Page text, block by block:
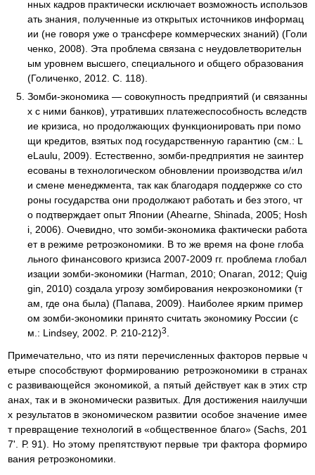
нных кадров практически исключает возможность использов
ать знания, полученные из открытых источников информац
ии (не говоря уже о трансфере коммерческих знаний) (Голи
ченко, 2008). Эта проблема связана с неудовлетворительн
ым уровнем высшего, специального и общего образования
(Голиченко, 2012. С. 118).
Зомби-экономика — совокупность предприятий (и связанны
х с ними банков), утративших платежеспособность вследств
ие кризиса, но продолжающих функционировать при помо
щи кредитов, взятых под государственную гарантию (см.: L
eLaulu, 2009). Естественно, зомби-предприятия не заинтер
есованы в технологическом обновлении производства и/ил
и смене менеджмента, так как благодаря поддержке со сто
роны государства они продолжают работать и без этого, чт
о подтверждает опыт Японии (Ahearne, Shinada, 2005; Hosh
i, 2006). Очевидно, что зомби-экономика фактически работа
ет в режиме ретроэкономики. В то же время на фоне глоба
льного финансового кризиса 2007-2009 гг. проблема глобал
изации зомби-экономики (Harman, 2010; Onaran, 2012; Quig
gin, 2010) создала угрозу зомбирования некроэкономики (т
ам, где она была) (Папава, 2009). Наиболее ярким пример
ом зомби-экономики принято считать экономику России (с
м.: Lindsey, 2002. P. 210-212)3
Примечательно, что из пяти перечисленных факторов первые ч
етыре способствуют формированию ретроэкономики в странах
с развивающейся экономикой, а пятый действует как в этих стр
анах, так и в экономически развитых. Для достижения наилучши
х результатов в экономическом развитии особое значение имее
т превращение технологий в «общественное благо» (Sachs, 201
7'. Р. 91). Но этому препятствуют первые три фактора формиро
вания ретроэкономики.